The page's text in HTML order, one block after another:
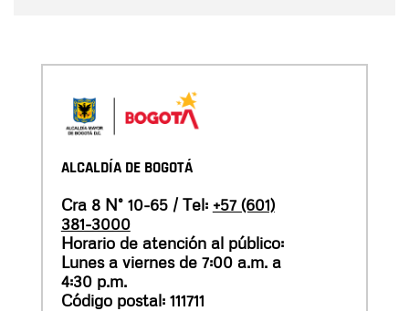
ALCALDÍA DE BOGOTÁ
Cra 8 N° 10-65 / Tel: +57 (601)
381-3000
Horario de atención al público:
Lunes a viernes de 7:00 a.m. a
4:30 p.m.
Código postal: 111711